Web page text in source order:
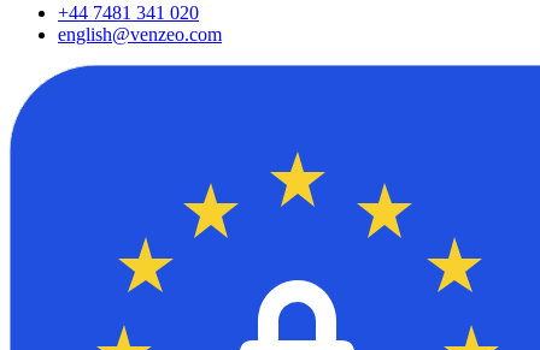
+44 7481 341 020
english@venzeo.com